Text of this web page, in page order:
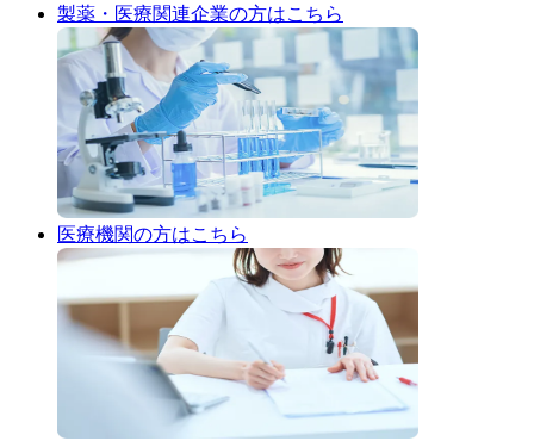
製薬・医療関連企業の方はこちら
医療機関の方はこちら